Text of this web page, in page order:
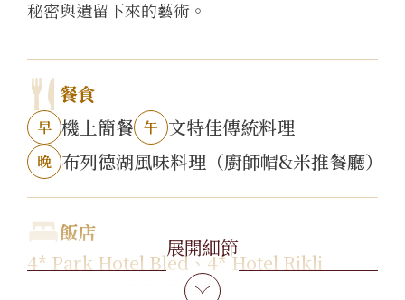
秘密與遺留下來的藝術。
餐食
早 機上簡餐 午 文特佳傳統料理
晚 布列德湖風味料理（廚師帽&米推餐廳）
飯店
4* Park Hotel Bled、4* Hotel Rikli
或同級飯店
展開細節